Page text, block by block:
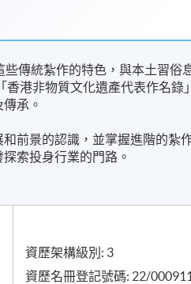
傳統紮作的特色，與本土習俗
港非物質文化遺產代表作名錄
承。
前景的認識，並掌握進階的紮
索投身行業的門路。
資歷架構級別: 3
資歷名冊登記號碼: 22/